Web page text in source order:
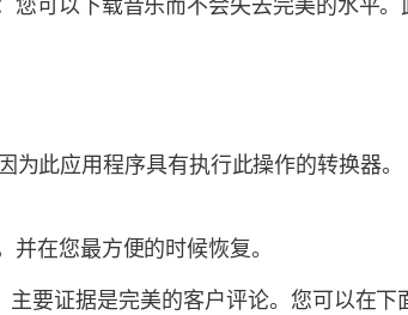
您可以下载音乐而不会失去完美的水平
此应用程序具有执行此操作的转换器。
在您最方便的时候恢复。
要证据是完美的客户评论。您可以在下